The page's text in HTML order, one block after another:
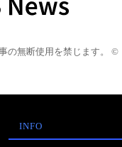
の無断使用を禁じます。 ©
INFO